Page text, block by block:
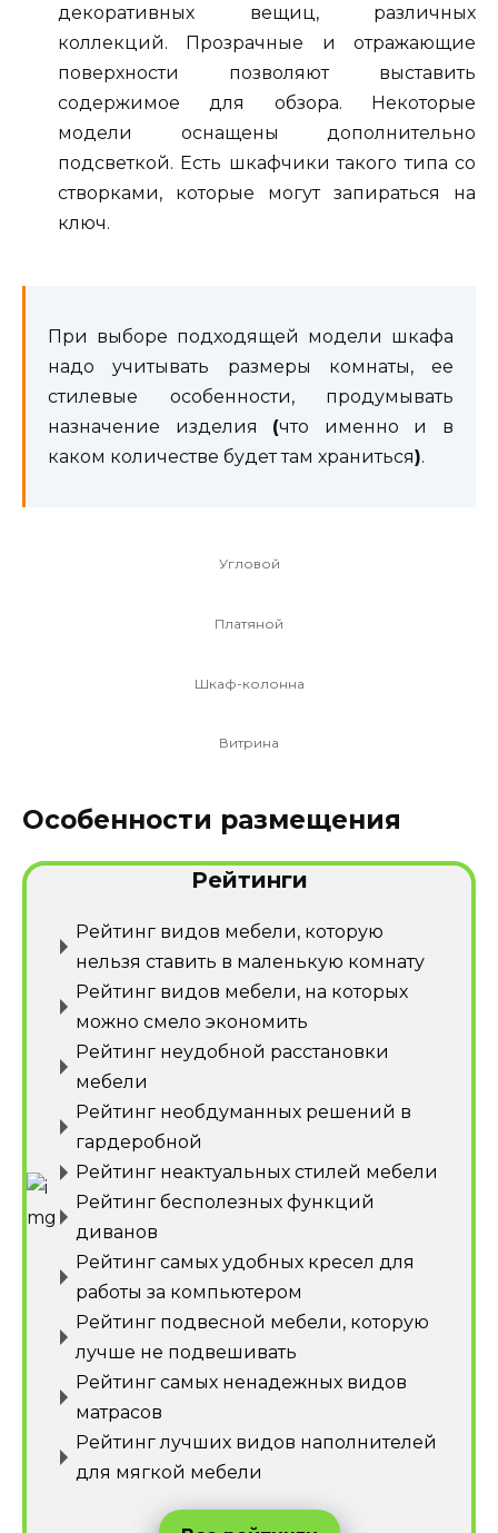
декоративных вещиц, различных
коллекций. Прозрачные и отражающие
поверхности позволяют выставить
содержимое для обзора. Некоторые
модели оснащены дополнительно
подсветкой. Есть шкафчики такого типа со
створками, которые могут запираться на
ключ.
При выборе подходящей модели шкафа
надо учитывать размеры комнаты, ее
стилевые особенности, продумывать
назначение изделия (что именно и в
каком количестве будет там храниться).
Угловой
Платяной
Шкаф-колонна
Витрина
Особенности размещения
Рейтинги
Рейтинг видов мебели, которую
нельзя ставить в маленькую комнату
Рейтинг видов мебели, на которых
можно смело экономить
Рейтинг неудобной расстановки
мебели
Рейтинг необдуманных решений в
гардеробной
Рейтинг неактуальных стилей мебели
Рейтинг бесполезных функций
диванов
Рейтинг самых удобных кресел для
работы за компьютером
Рейтинг подвесной мебели, которую
лучше не подвешивать
Рейтинг самых ненадежных видов
матрасов
Рейтинг лучших видов наполнителей
для мягкой мебели